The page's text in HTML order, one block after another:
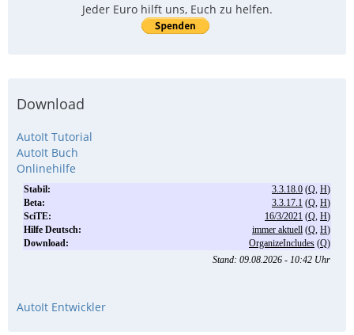
Jeder Euro hilft uns, Euch zu helfen.
Download
AutoIt Tutorial
AutoIt Buch
Onlinehilfe
AutoIt Entwickler